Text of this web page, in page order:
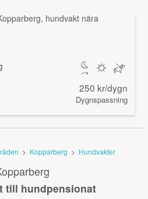
250 kr/dygn
Dygnspassning
> Kopparberg > Hundvakter
till hundpensionat